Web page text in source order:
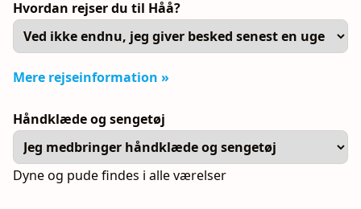
Hvordan rejser du til Håå?
Mere rejseinformation »
Håndklæde og sengetøj
Dyne og pude findes i alle værelser